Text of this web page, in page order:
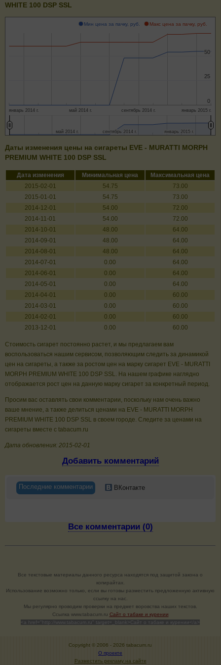
WHITE 100 DSP SSL
Мин цена за пачку, руб. Макс цена за пачку, руб.
январь 2014 г. май 2014 г. сентябрь 2014 г. январь 2015 г.
0
0
25
25
50
50
май 2014 г.
май 2014 г. сентябрь 2014 г.
сентябрь 2014 г. январь 2015 г.
январь 2015 г.
Даты изменения цены на сигареты EVE - MURATTI MORPH
PREMIUM WHITE 100 DSP SSL
Дата изменения Минимальная цена
Максимальная цена
2015-02-01
54.75
73.00
2015-01-01
54.75
73.00
2014-12-01
54.00
72.00
2014-11-01
54.00
72.00
2014-10-01
48.00
64.00
2014-09-01
48.00
64.00
2014-08-01
48.00
64.00
2014-07-01
0.00
64.00
2014-06-01
0.00
64.00
2014-05-01
0.00
64.00
2014-04-01
0.00
60.00
2014-03-01
0.00
60.00
2014-02-01
0.00
60.00
2013-12-01
0.00 60.00
Стоимость сигарет постоянно растет, и мы предлагаем вам
воспользоваться нашим сервисом, позволяющим следить за динамикой
цен на сигареты, а также за ростом цен на марку сигарет EVE - MURATTI
MORPH PREMIUM WHITE 100 DSP SSL. На нашем графике наглядно
отображается рост цен на данную марку сигарет за конкретный период.
Просим вас оставлять свои комментарии, поскольку нам очень важно
ваше мнение, а также делиться ценами на EVE - MURATTI MORPH
PREMIUM WHITE 100 DSP SSL в своем городе. Следите за ценами на
сигареты вместе с tabacum.ru
Дата обновления: 2015-02-01
Добавить комментарий
Последние комментарии ВКонтакте
Все комментарии (0)
Все текстовые материалы данного ресурса находятся под защитой закона о
копирайтах.
Использование возможно только, если вы готовы разместить предложенную активную
ссылку на нас.
Мы регулярно проводим проверки на предмет воровства наших текстов.
Cсылка www.tabacum.ru Сайт о табаке и курении
<a href="http://www.tabacum.ru" target=_blank>Сайт о табаке и курении</a>
Copyright © 2006 - 2026 tabacum.ru
О проекте
Разместить рекламу на сайте